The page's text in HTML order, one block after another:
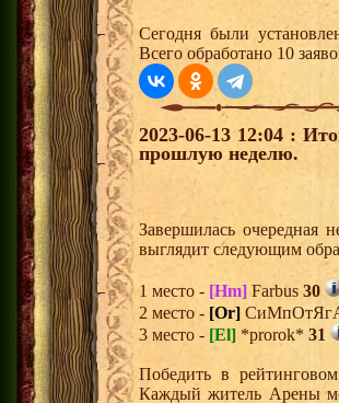
Сегодня были
Всего обработано 10
2023-06-13 12:04 :
прошлую неделю.
Завершилась очередная
выглядит следующим
1 место - [Hm] Farbus 30
2 место - [Or]
3 место - [El] *prorok* 31
Победить в
Каждый житель Арены